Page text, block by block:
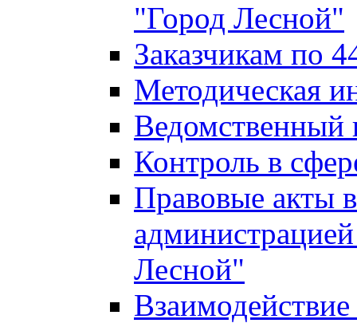
"Город Лесной"
Заказчикам по
Методическая
Ведомственный
Контроль в
Правовые акты
Лесной"